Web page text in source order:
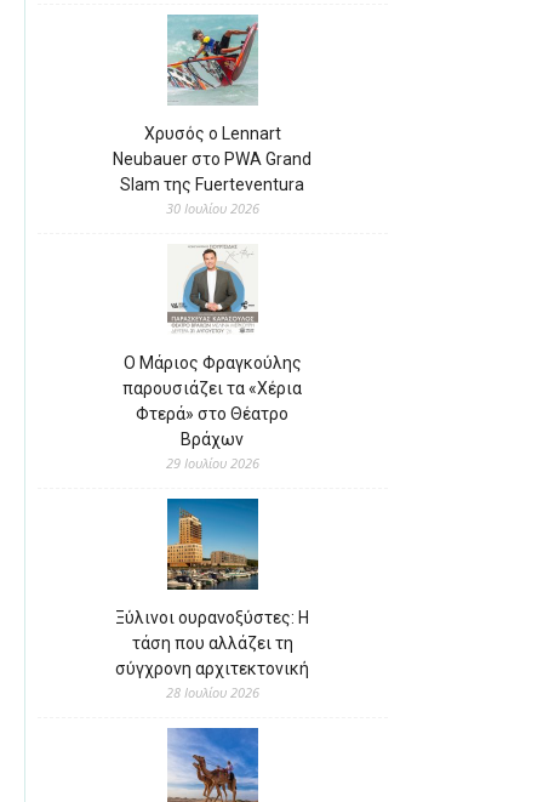
Χρυσός ο Lennart
Neubauer στο PWA Grand
Slam της Fuerteventura
30 Ιουλίου 2026
Ο Μάριος Φραγκούλης
παρουσιάζει τα «Χέρια
Φτερά» στο Θέατρο
Βράχων
29 Ιουλίου 2026
Ξύλινοι ουρανοξύστες: Η
τάση που αλλάζει τη
σύγχρονη αρχιτεκτονική
28 Ιουλίου 2026